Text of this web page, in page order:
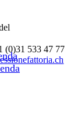
(0)31 533 47 77